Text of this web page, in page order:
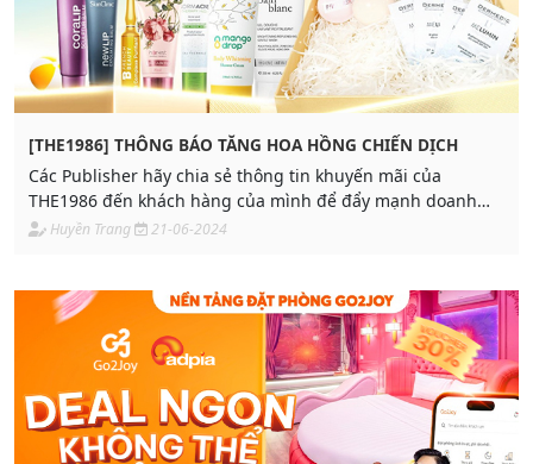
[THE1986] THÔNG BÁO TĂNG HOA HỒNG CHIẾN DỊCH
Các Publisher hãy chia sẻ thông tin khuyến mãi của
THE1986 đến khách hàng của mình để đẩy mạnh doanh
thu và tích được thật nhiều hoa hồng nhé!
Huyền Trang 21-06-2024